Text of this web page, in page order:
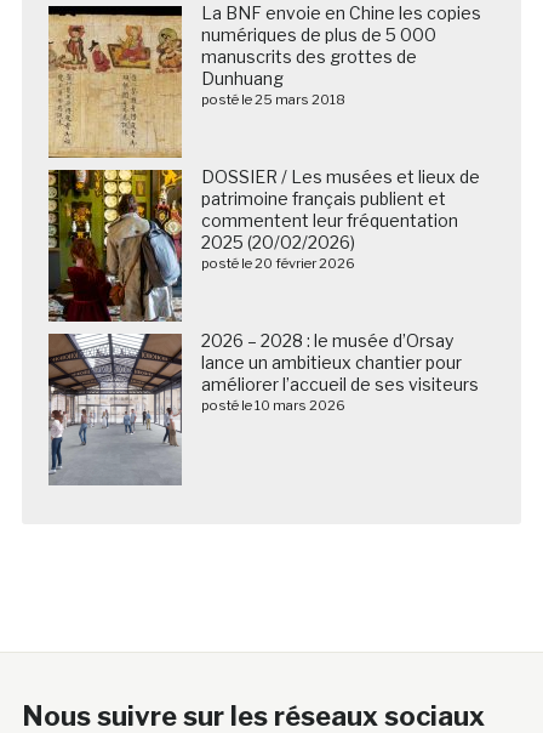
La BNF envoie en Chine les copies
numériques de plus de 5 000
manuscrits des grottes de
Dunhuang
posté le 25 mars 2018
DOSSIER / Les musées et lieux de
patrimoine français publient et
commentent leur fréquentation
2025 (20/02/2026)
posté le 20 février 2026
2026 – 2028 : le musée d’Orsay
lance un ambitieux chantier pour
améliorer l’accueil de ses visiteurs
posté le 10 mars 2026
Nous suivre sur les réseaux sociaux